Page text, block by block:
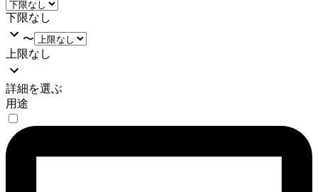
下限なし
〜
上限なし
詳細を選ぶ
用途